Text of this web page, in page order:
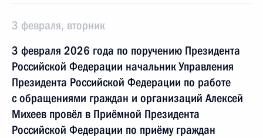
3 февраля, вторник
3 февраля 2026 года по поручению Президента
Российской Федерации начальник Управления
Президента Российской Федерации по работе
с обращениями граждан и организаций Алексей
Михеев провёл в Приёмной Президента
Российской Федерации по приёму граждан